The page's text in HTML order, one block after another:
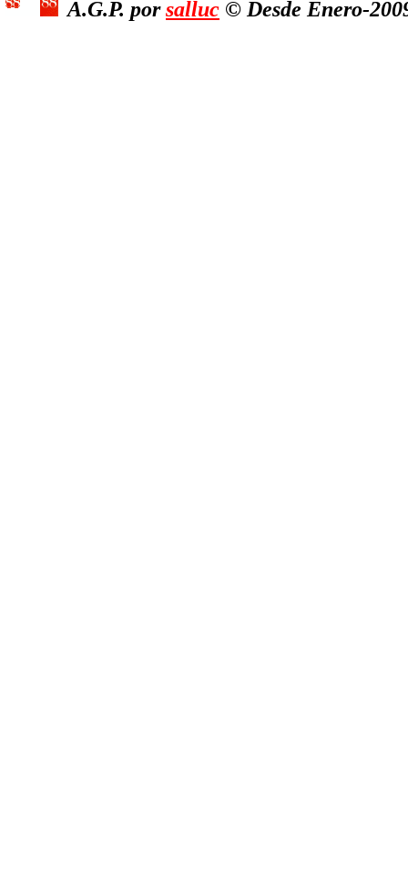
A.G.P. porsalluc © Desde Enero-